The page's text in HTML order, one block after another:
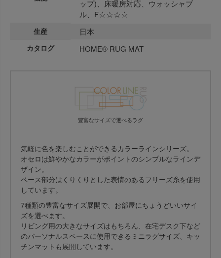
ップ)、床暖房対応、ウォッシャブ
ル、F☆☆☆☆
生産 日本
カタログ HOME® RUG MAT
豊富なサイズで選べるラグ
気軽に色を楽しむことができるカラーラインシリーズ。
オセロは鮮やかなカラーがポイントのシンプルなラインデ
ザイン。
ベース部分はくりくりとした表情のあるフリーズ糸を使用
しています。
7種類の豊富なサイズ展開で、お部屋にちょうどいいサイ
ズを選べます。
リビング用の大きなサイズはもちろん、在宅デスク下など
のパーソナルスペースに使用できるミニラグサイズ、キッ
チンマットも展開しています。